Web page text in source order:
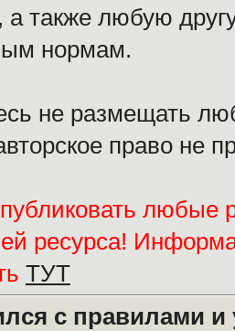
а также любую
нормам.
не размещать
право не
любые
ресурса!
ТУТ
с правилами